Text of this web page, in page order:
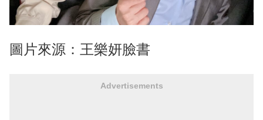
圖片來源：王樂妍臉書
Advertisements